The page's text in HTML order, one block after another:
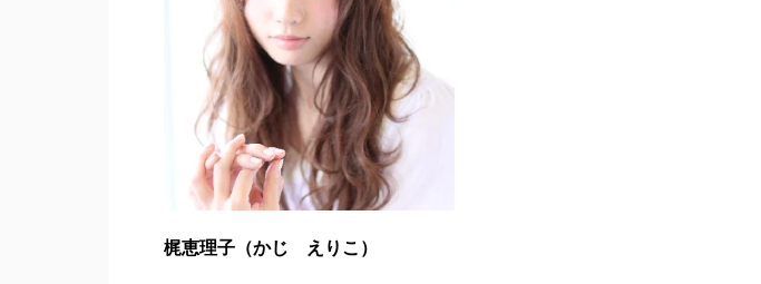
梶恵理子（かじ えりこ）